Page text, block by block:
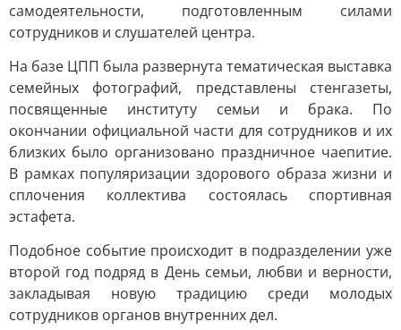
самодеятельности, подготовленным силами
сотрудников и слушателей центра.
На базе ЦПП была развернута тематическая выставка
семейных фотографий, представлены стенгазеты,
посвященные институту семьи и брака. По
окончании официальной части для сотрудников и их
близких было организовано праздничное чаепитие.
В рамках популяризации здорового образа жизни и
сплочения коллектива состоялась спортивная
эстафета.
Подобное событие происходит в подразделении уже
второй год подряд в День семьи, любви и верности,
закладывая новую традицию среди молодых
сотрудников органов внутренних дел.